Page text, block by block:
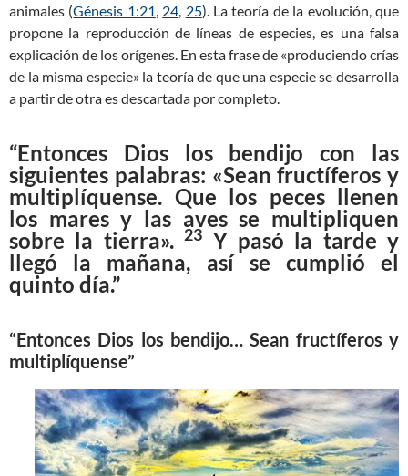
animales (Génesis 1:21 24 25). La teoría de la evolución, que
propone la reproducción de líneas de especies, es una falsa
explicación de los orígenes. En esta frase de «produciendo crías
de la misma especie» la teoría de que una especie se desarrolla
a partir de otra es descartada por completo.
“Entonces Dios los bendijo con las
siguientes palabras: «Sean fructíferos y
multiplíquense. Que los peces llenen
los mares y las aves se multipliquen
sobre la tierra».23 Y pasó la tarde y
llegó la mañana, así se cumplió el
quinto día.”
“Entonces Dios los bendijo… Sean fructíferos y
multiplíquense”